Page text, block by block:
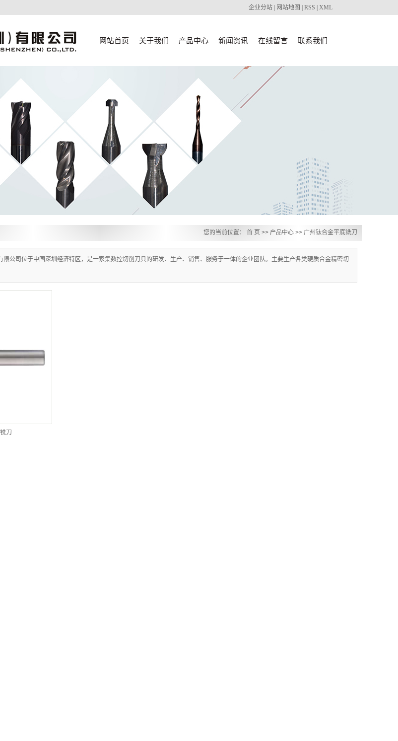
企业分站 网站地图 RSS XML
网站首页 关于我们 产品中心
CAD CAM
Milling Burs
广州
FUCHWAN
刀具产品
广州油雾收
集器
广州代理产
品
新闻资讯
公司新闻
行业新闻
技术知识
在线留言 联系我们
您的当前位置：首 页>>产品中心>>广州钛合金平底铣刀
限公司位于中国深圳经济特区，是一家集数控切削刀具的研发、生产、销售、服务于一体的企业团队。主要生产各类硬质合金精密切
刀